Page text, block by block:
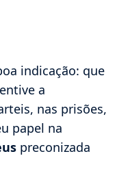
indicação: que
a
nas prisões,
papel na
preconizada